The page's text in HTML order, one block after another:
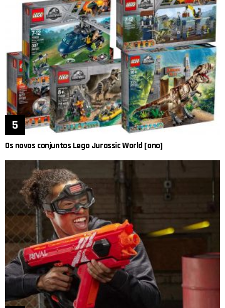
Os novos conjuntos Lego Jurassic World [ano]